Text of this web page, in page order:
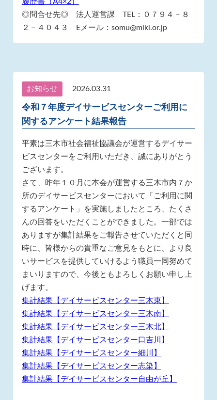
履歴書（A4×2）
◎問合せ先◎ 法人運営課 TEL：０７９４－８
２－４０４３ Eメール：somu@miki.or.jp
お知らせ 2026.03.31
令和７年度デイサービスセンターご利用に
関するアンケート結果報告
平素は三木市社会福祉協議会が運営するデイサー
ビスセンターをご利用いただき、誠にありがとう
ございます。
さて、昨年１０月に本会が運営する三木市内７か
所のデイサービスセンターにおいて「ご利用に関
するアンケート」を実施しましたところ、たくさ
んの回答をいただくことができました。一部では
ありますが集計結果をご報告させていただくと同
時に、皆様からの貴重なご意見をもとに、より良
いサービスを提供していけるよう職員一同努めて
まいりますので、今後ともよろしくお願い申し上
げます。
集計結果【デイサービスセンター三木東】
集計結果【デイサービスセンター三木南】
集計結果【デイサービスセンター三木北】
集計結果【デイサービスセンター口吉川】
集計結果【デイサービスセンター細川】
集計結果【デイサービスセンター志染】
集計結果【デイサービスセンター自由が丘】